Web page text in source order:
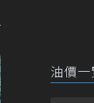
油價